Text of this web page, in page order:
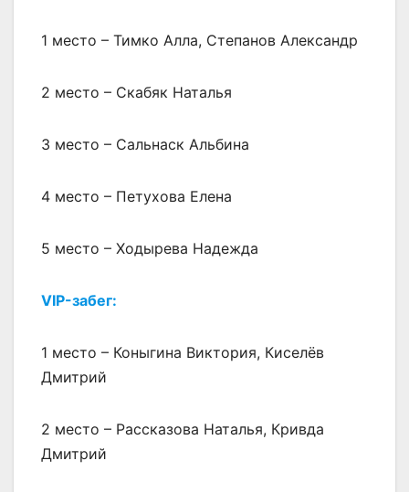
1 место – Тимко Алла, Степанов Александр
2 место – Скабяк Наталья
3 место – Сальнаск Альбина
4 место – Петухова Елена
5 место – Ходырева Надежда
VIP-забег:
1 место – Коныгина Виктория, Киселёв
Дмитрий
2 место – Рассказова Наталья, Кривда
Дмитрий